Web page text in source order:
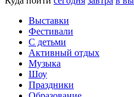
Выставки
Фестивали
С детьми
Активный отдых
Музыка
Шоу
Праздники